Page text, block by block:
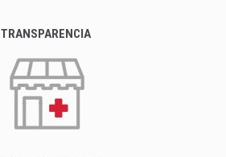
TRANSPARENCIA